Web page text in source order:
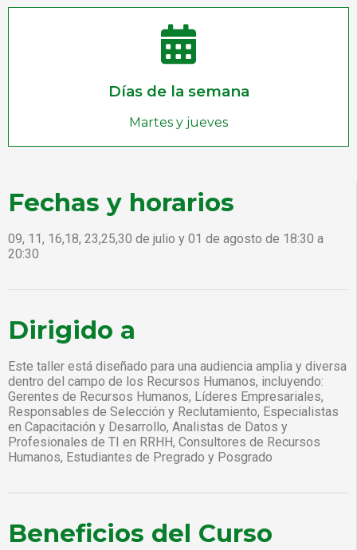
Días de la semana
Martes y jueves
Fechas y horarios
09, 11, 16,18, 23,25,30 de julio y 01 de agosto de 18:30 a
20:30
Dirigido a
Este taller está diseñado para una audiencia amplia y diversa
dentro del campo de los Recursos Humanos, incluyendo:
Gerentes de Recursos Humanos, Líderes Empresariales,
Responsables de Selección y Reclutamiento, Especialistas
en Capacitación y Desarrollo, Analistas de Datos y
Profesionales de TI en RRHH, Consultores de Recursos
Humanos, Estudiantes de Pregrado y Posgrado
Beneficios del Curso